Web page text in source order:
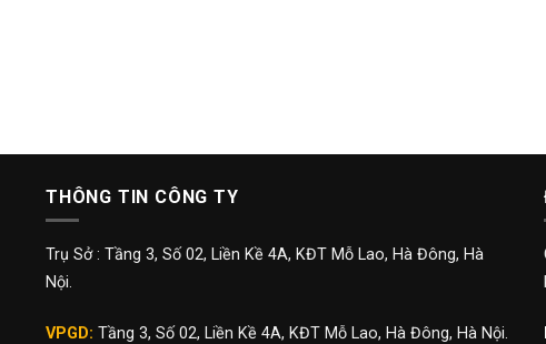
THÔNG TIN CÔNG TY
Trụ Sở : Tầng 3, Số 02, Liền Kề 4A, KĐT Mỗ Lao, Hà Đông, Hà
Nội.
VPGD: Tầng 3, Số 02, Liền Kề 4A, KĐT Mỗ Lao, Hà Đông, Hà Nội.